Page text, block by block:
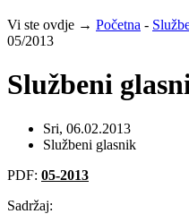
Vi ste ovdje → Početna -
05/2013
Službeni
Sri, 06.02.2013
Službeni glasnik
PDF: 05-2013
Sadržaj: